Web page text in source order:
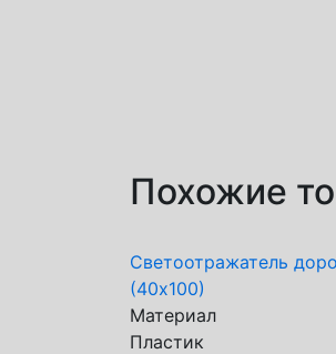
Похожие
Светоотражатель
(40х100)
Материал
Пластик